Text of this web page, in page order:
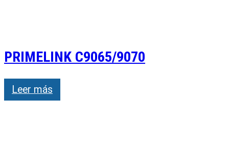
PRIMELINK C9065/9070
Leer más